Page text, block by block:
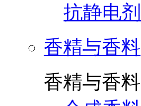
抗静电剂
香精与香料
香精与香料